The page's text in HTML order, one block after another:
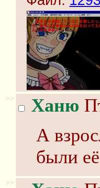
>> Ханю
А
были
>>